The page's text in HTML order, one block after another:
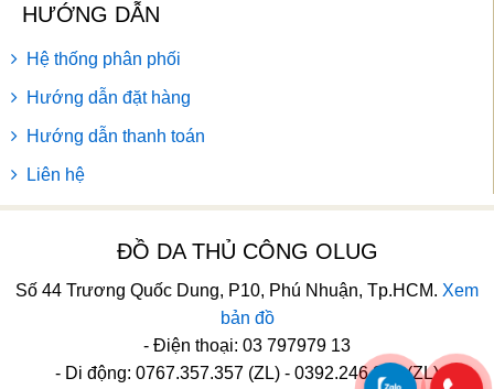
HƯỚNG DẪN
Hệ thống phân phối
Hướng dẫn đặt hàng
Hướng dẫn thanh toán
Liên hệ
ĐỒ DA THỦ CÔNG OLUG
Số 44 Trương Quốc Dung, P10, Phú Nhuận, Tp.HCM. Xem
bản đồ
- Điện thoại: 03 797979 13
- Di động: 0767.357.357 (ZL) - 0392.246.246 (ZL)